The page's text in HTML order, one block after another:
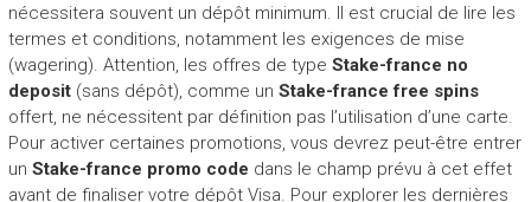
nécessitera souvent un dépôt minimum. Il est crucial de lire les
termes et conditions, notamment les exigences de mise
(wagering). Attention, les offres de type Stake-france no
deposit(sans dépôt), comme un Stake-france free spins
offert, ne nécessitent par définition pas l’utilisation d’une carte.
Pour activer certaines promotions, vous devrez peut-être entrer
un Stake-france promo code dans le champ prévu à cet effet
avant de finaliser votre dépôt Visa. Pour explorer les dernières